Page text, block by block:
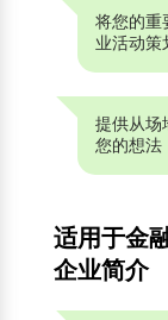
将您的重
业活动策
提供从场
您的想法
适用于金
企业简介